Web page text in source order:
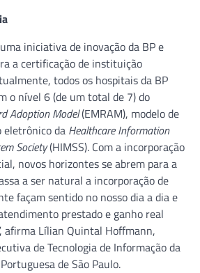
iniciativa de inovação da BP e
a certificação de instituição
todos os hospitais da BP
o nível 6 (de um total de 7) do
Adoption Model(EMRAM), modelo de
eletrônico da Healthcare Information
Society(HIMSS). Com a incorporação
novos horizontes se abrem para a
a ser natural a incorporação de
façam sentido no nosso dia a dia e
prestado e ganho real
afirma Lílian Quintal Hoffmann,
de Tecnologia de Informação da
de São Paulo.